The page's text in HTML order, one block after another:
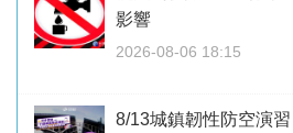
影響
2026-08-06 18:15
8/13城鎮韌性防空演